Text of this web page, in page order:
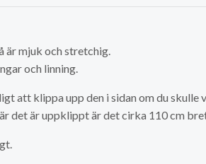
är mjuk och stretchig.
och linning.
att klippa upp den i sidan om du skulle
det är uppklippt är det cirka 110 cm